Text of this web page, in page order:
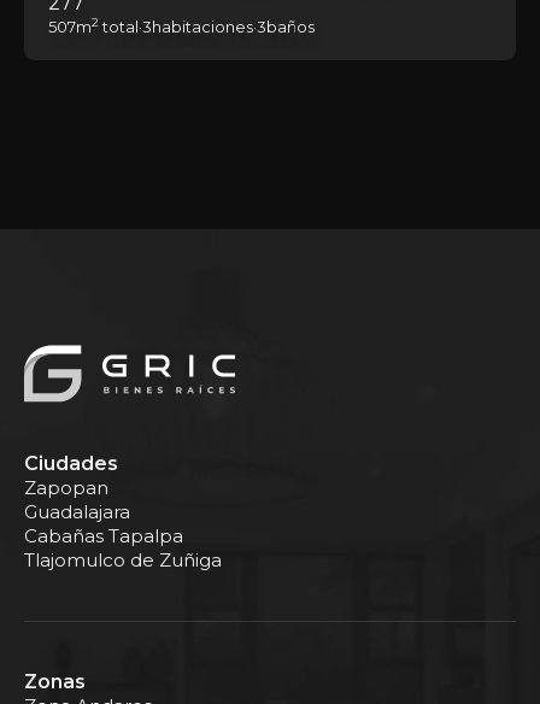
507m2 total·3habitaciones·3baños
Ciudades
Zapopan
Guadalajara
Cabañas Tapalpa
Tlajomulco de Zuñiga
Zonas